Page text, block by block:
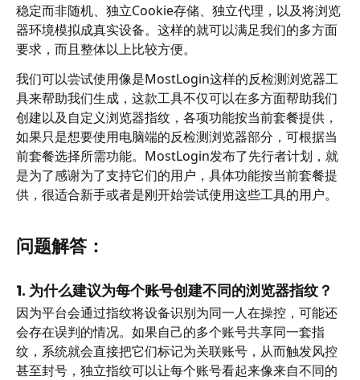
稳定而非随机、独立Cookie存储、独立代理，以及将浏览
器环境模拟成真实设备。这样的就可以满足我们的多方面
要求，而且整体以上比较方便。
我们可以尝试使用像是MostLogin这样的反检测浏览器工
具来帮助我们生成，这款工具不仅可以在多方面帮助我们
创建以及自定义浏览器指纹，各项功能按当前套餐提供，
如果只是想要使用电脑端的反检测浏览器部分，可根据当
前套餐选择所需功能。MostLogin发布了先行者计划，就
是为了感谢为了支持它们的用户，具体功能按当前套餐提
供，很适合新手或者是刚开始尝试使用这些工具的用户。
问题解答：
1. 为什么建议为每个账号创建不同的浏览器指纹？
因为平台会通过指纹将设备识别为同一人在操控，可能还
会存在误判的情况。如果自己的多个账号共享同一套指
纹，系统就会直接把它们标记为关联账号，从而触发风控
甚至封号，独立指纹可以让每个账号看起来像来自不同的